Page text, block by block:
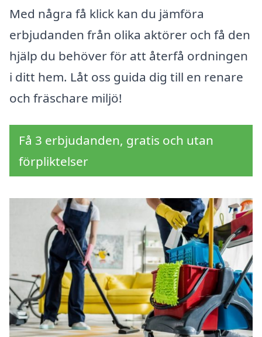
Med några få klick kan du jämföra
erbjudanden från olika aktörer och få den
hjälp du behöver för att återfå ordningen
i ditt hem. Låt oss guida dig till en renare
och fräschare miljö!
Få 3 erbjudanden, gratis och utan
förpliktelser